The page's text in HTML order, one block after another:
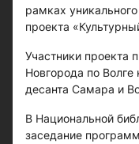
рамках
проекта
Участники проекта
Новгорода по
десанта Самара и
В Национальной
заседание